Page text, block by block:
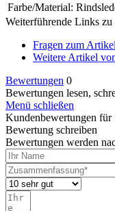
Farbe/Material:
Weiterführende Links
Fragen zum
Weitere Artikel
Bewertungen 0
Bewertungen lesen,
Menü schließen
Kundenbewertungen
Bewertung schreiben
Bewertungen werden